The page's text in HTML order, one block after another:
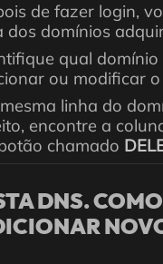
de fazer login,
dos domínios
qual domínio
ou modificar o
linha do
encontre a
chamado
DNS. COMO